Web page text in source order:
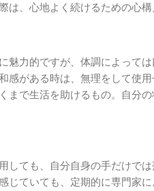
は、心地よく続けるための心構
魅力的ですが、体調によって
感がある時は、無理をして使
まで生活を助けるもの。自分
しても、自分自身の手だけで
じていても、定期的に専門家